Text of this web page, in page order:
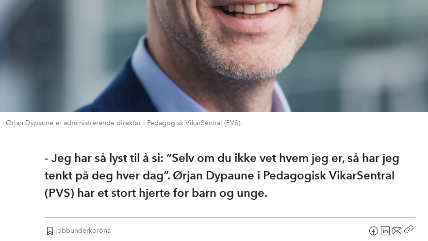
Ørjan Dypaune er administrerende direktør i Pedagogisk VikarSentral (PVS).
- Jeg har så lyst til å si: “Selv om du ikke vet hvem jeg er, så har jeg
tenkt på deg hver dag”. Ørjan Dypaune i Pedagogisk VikarSentral
(PVS) har et stort hjerte for barn og unge.
jobbunderkorona
F
L
E